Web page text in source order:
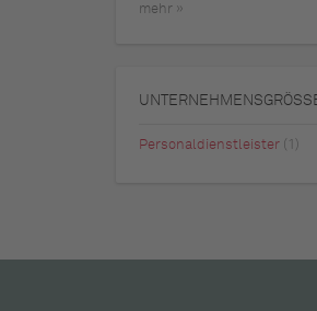
mehr »
UNTERNEHMENSGRÖSSE
Personaldienstleister (1)